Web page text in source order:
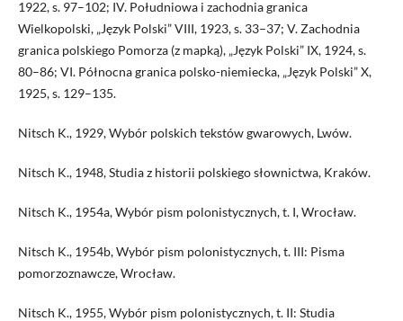
1922, s. 97–102; IV. Południowa i zachodnia granica
Wielkopolski, „Język Polski” VIII, 1923, s. 33–37; V. Zachodnia
granica polskiego Pomorza (z mapką), „Język Polski” IX, 1924, s.
80–86; VI. Północna granica polsko-niemiecka, „Język Polski” X,
1925, s. 129–135.
Nitsch K., 1929, Wybór polskich tekstów gwarowych, Lwów.
Nitsch K., 1948, Studia z historii polskiego słownictwa, Kraków.
Nitsch K., 1954a, Wybór pism polonistycznych, t. I, Wrocław.
Nitsch K., 1954b, Wybór pism polonistycznych, t. III: Pisma
pomorzoznawcze, Wrocław.
Nitsch K., 1955, Wybór pism polonistycznych, t. II: Studia